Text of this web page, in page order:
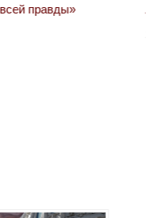
правды»